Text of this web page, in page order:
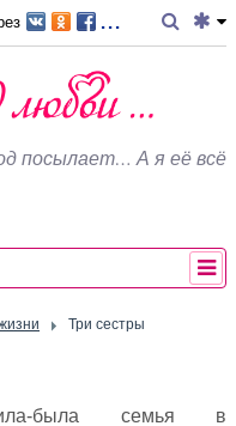
...
посылает… А я её всё
Три сестры
была семья в